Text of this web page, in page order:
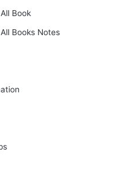
Book
Books Notes